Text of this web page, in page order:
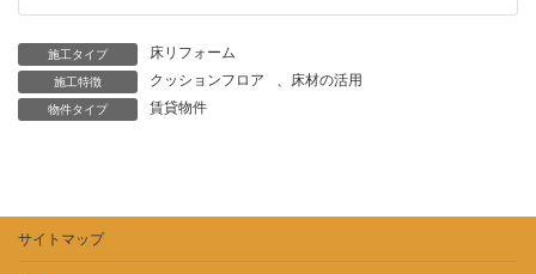
施工タイプ 床リフォーム
施工特徴 クッションフロア 、 床材の活用
物件タイプ 賃貸物件
サイトマップ